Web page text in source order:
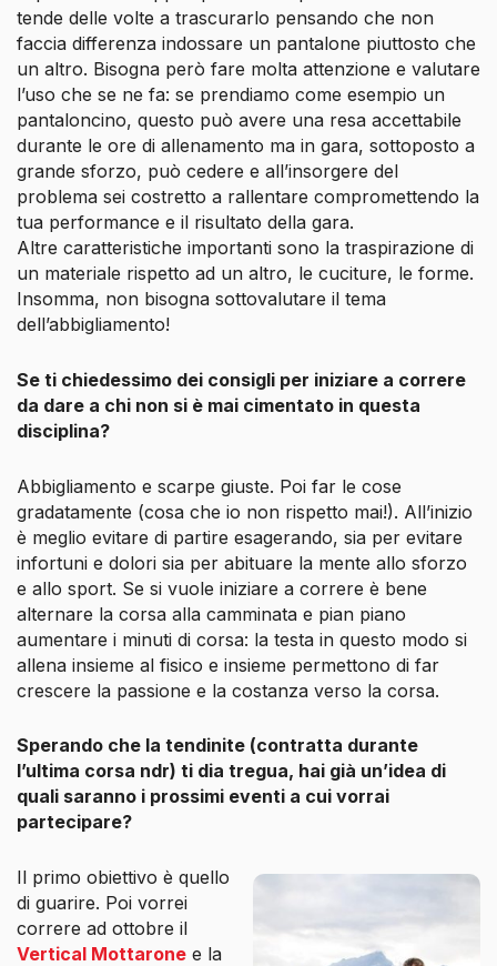
tende delle volte a trascurarlo pensando che non
faccia differenza indossare un pantalone piuttosto che
un altro. Bisogna però fare molta attenzione e valutare
l’uso che se ne fa: se prendiamo come esempio un
pantaloncino, questo può avere una resa accettabile
durante le ore di allenamento ma in gara, sottoposto a
grande sforzo, può cedere e all’insorgere del
problema sei costretto a rallentare compromettendo la
tua performance e il risultato della gara.
Altre caratteristiche importanti sono la traspirazione di
un materiale rispetto ad un altro, le cuciture, le forme.
Insomma, non bisogna sottovalutare il tema
dell’abbigliamento!
Se ti chiedessimo dei consigli per iniziare a correre
da dare a chi non si è mai cimentato in questa
disciplina?
Abbigliamento e scarpe giuste. Poi far le cose
gradatamente (cosa che io non rispetto mai!). All’inizio
è meglio evitare di partire esagerando, sia per evitare
infortuni e dolori sia per abituare la mente allo sforzo
e allo sport. Se si vuole iniziare a correre è bene
alternare la corsa alla camminata e pian piano
aumentare i minuti di corsa: la testa in questo modo si
allena insieme al fisico e insieme permettono di far
crescere la passione e la costanza verso la corsa.
Sperando che la tendinite (contratta durante
l’ultima corsa ndr) ti dia tregua, hai già un’idea di
quali saranno i prossimi eventi a cui vorrai
partecipare?
Il primo obiettivo è quello
di guarire. Poi vorrei
correre ad ottobre il
Vertical Mottarone e la